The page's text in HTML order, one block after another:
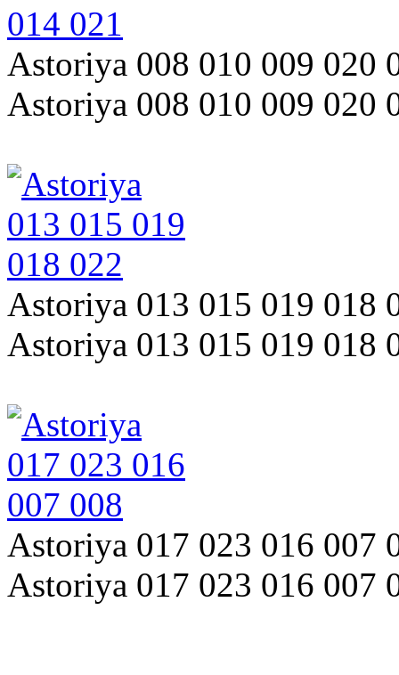
Astoriya 008 010 009 020
Astoriya 008 010 009 020
Astoriya 013 015 019 018
Astoriya 013 015 019 018
Astoriya 017 023 016 007
Astoriya 017 023 016 007